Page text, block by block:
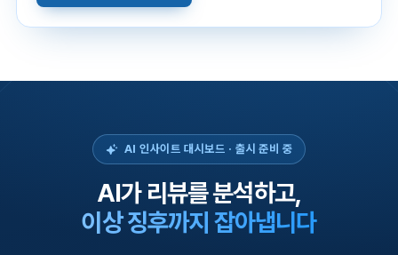
AI 인사이트 대시보드 · 출시 준비 중
AI가 리뷰를 분석하고,
이상 징후까지 잡아냅니다